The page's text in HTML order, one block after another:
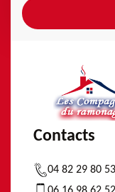
Contacts
04 82 29 80 53